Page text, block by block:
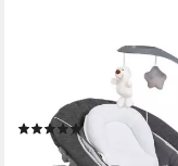
Hochstuhl Alpha Plus
Holz Babystuhl ab
Sitzauflage
189,90 € UVP 219,70 €